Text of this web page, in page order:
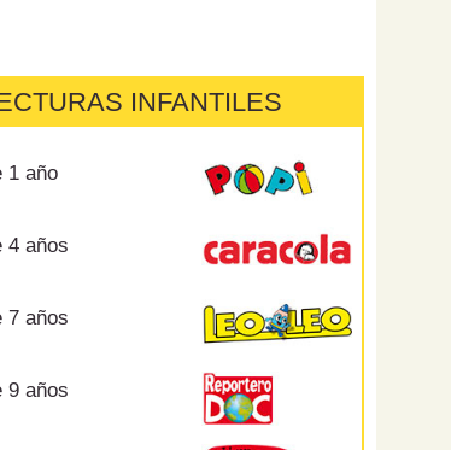
INFANTILES
1 año
4 años
7 años
9 años